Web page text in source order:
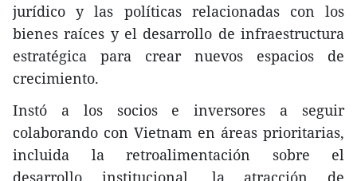
jurídico y las políticas relacionadas con los
bienes raíces y el desarrollo de infraestructura
estratégica para crear nuevos espacios de
crecimiento.
Instó a los socios e inversores a seguir
colaborando con Vietnam en áreas prioritarias,
incluida la retroalimentación sobre el
desarrollo institucional, la atracción de